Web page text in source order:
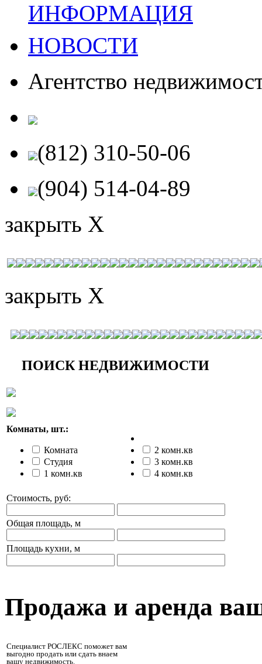
ИНФОРМАЦИЯ
НОВОСТИ
Агентство
(812) 310-50-06
(904) 514-04-89
закрыть X
закрыть X
ПОИСК НЕДВИЖИМОСТИ
Комнаты, шт.:
Комната
Студия
1 комн.кв
2 комн.кв
3 комн.кв
4 комн.кв
Стоимость, руб:
Общая площадь, м
Площадь кухни, м
Продажа и аренда
Специалист РОСЛЕКС поможет вам
выгодно продать или сдать внаем
вашу недвижимость.